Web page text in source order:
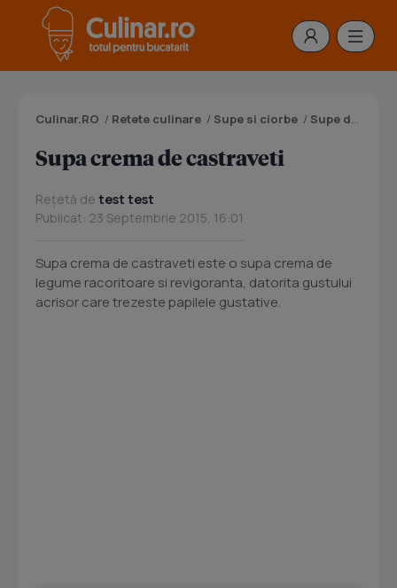
Culinar.RO / Retete culinare / Supe si ciorbe / Supe de legume
Supa crema de castraveti
Rețetă de test test
Publicat: 23 Septembrie 2015, 16:01
Supa crema de castraveti este o supa crema de
legume racoritoare si revigoranta, datorita gustului
acrisor care trezeste papilele gustative.